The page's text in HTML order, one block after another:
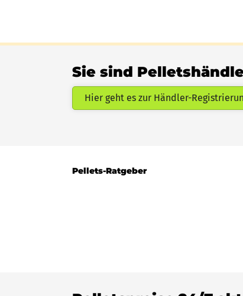
Sie sind
Hier geht es zur Händler-
Pellets-Ratgeber